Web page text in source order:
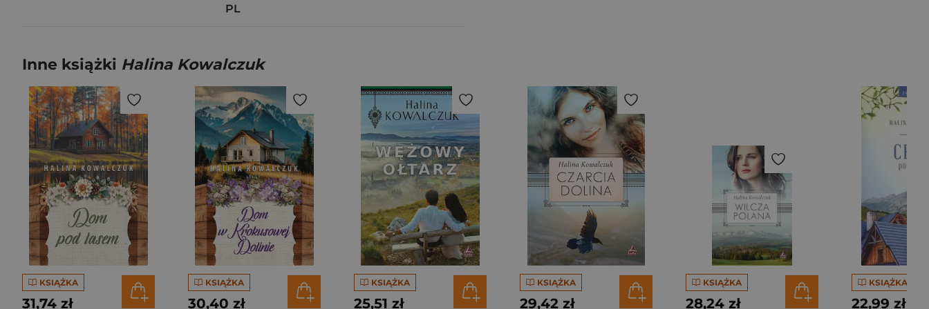
PL
Inne książki Halina Kowalczuk
KSIĄŻKA
31,74 zł
KSIĄŻKA
30,40 zł
KSIĄŻKA
25,51 zł
KSIĄŻKA
29,42 zł
KSIĄŻKA
28,24 zł
KSIĄŻKA
22,99 zł